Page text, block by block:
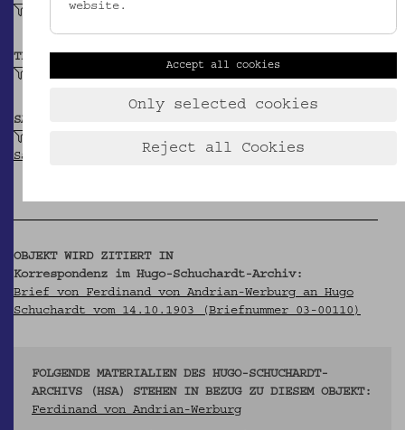
Laubholz
TECHNIK
SAMMLUNG
Sachwortforschung
OBJEKT WIRD ZITIERT IN
Korrespondenz im Hugo-Schuchardt-Archiv:
Brief von Ferdinand von Andrian-Werburg an Hugo
Schuchardt vom 14.10.1903 (Briefnummer 03-00110)
FOLGENDE MATERIALIEN DES HUGO-SCHUCHARDT-
ARCHIVS (HSA) STEHEN IN BEZUG ZU DIESEM OBJEKT:
Ferdinand von Andrian-Werburg
website.
Accept all cookies
Only selected cookies
Reject all Cookies